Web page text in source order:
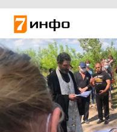
Новости России
Политика
Новости мира
Все материалы
О НАС